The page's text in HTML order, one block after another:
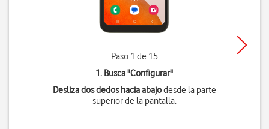
Paso 1 de 15
1. Busca "Configurar"
Desliza dos dedos hacia abajodesde la parte
superior de la pantalla.